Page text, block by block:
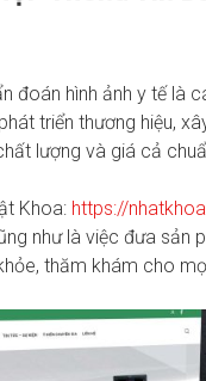
đoán hình ảnh y tế là
triển thương hiệu,
lượng và giá cả
Khoa: https://
như là việc đưa
thăm khám cho